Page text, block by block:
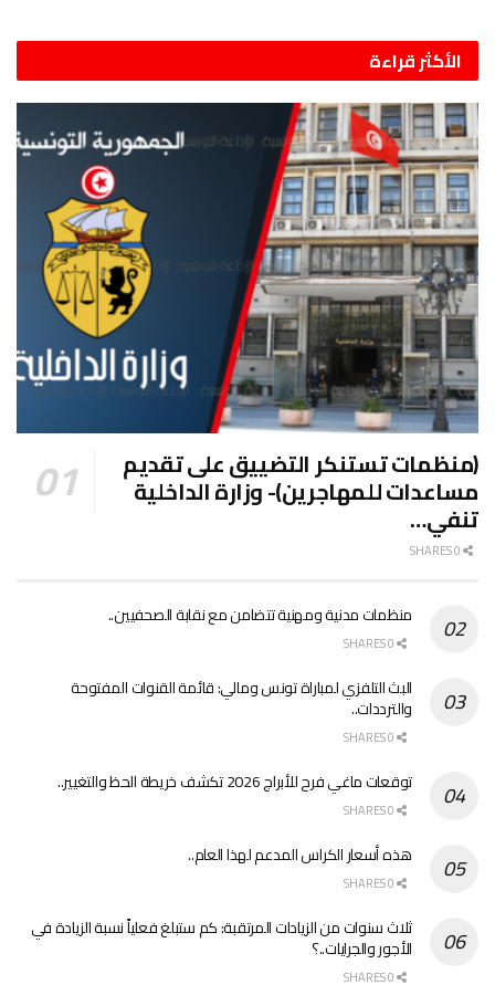
الأكثر قراءة
(منظمات تستنكر التضييق على تقديم
مساعدات للمهاجرين)- وزارة الداخلية
تنفي…
منظمات مدنية ومهنية تتضامن مع نقابة الصحفيين..
البث التلفزي لمباراة تونس ومالي: قائمة القنوات المفتوحة
والترددات..
توقعات ماغي فرح للأبراج 2026 تكشف خريطة الحظ والتغيير..
هذه أسعار الكراس المدعم لهذا العام..
ثلاث سنوات من الزيادات المرتقبة: كم ستبلغ فعلياً نسبة الزيادة في
الأجور والجرايات..؟